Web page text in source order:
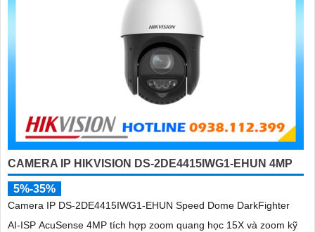
CAMERA IP HIKVISION DS-2DE4415IWG1-EHUN 4MP
5%-35%
Camera IP DS-2DE4415IWG1-EHUN Speed Dome DarkFighter
AI-ISP AcuSense 4MP tích hợp zoom quang học 15X và zoom kỹ